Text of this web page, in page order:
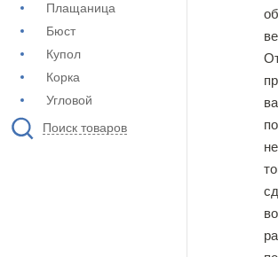
Плащаница
Бюст
Купол
Корка
Угловой
Поиск товаров